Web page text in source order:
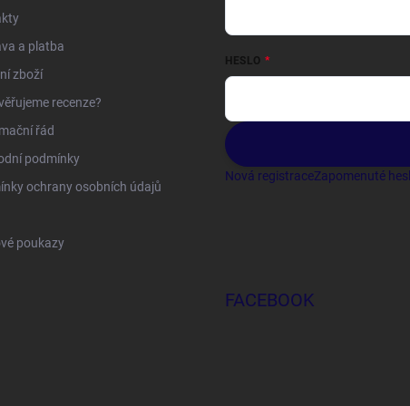
a platba
zboží
recenze?
řád
podmínky
ochrany osobních údajů
poukazy
HESLO
Nová registraceZapomenuté
FACEBOOK